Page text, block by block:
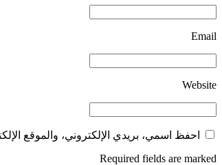
Email
Website
احفظ اسمي، بريدي الإلكتروني، والموقع
Required fields are marked